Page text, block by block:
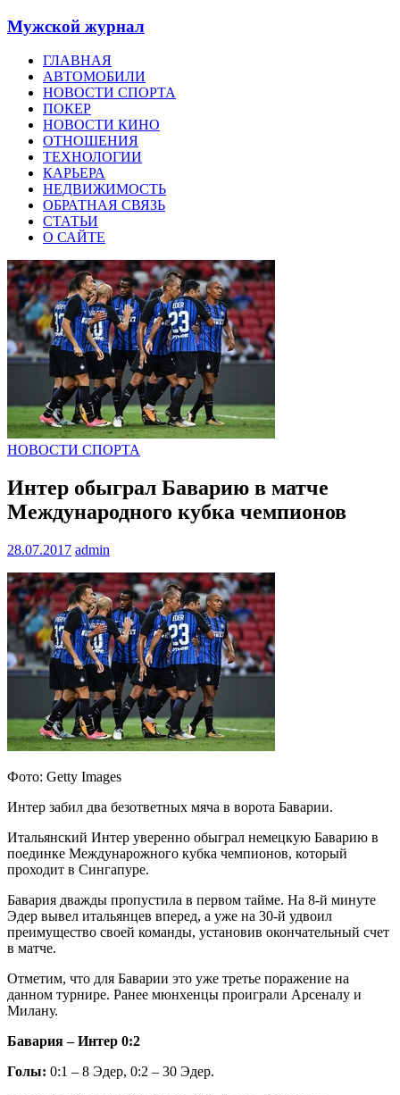
Мужской журнал
ГЛАВНАЯ
АВТОМОБИЛИ
НОВОСТИ СПОРТА
ПОКЕР
НОВОСТИ КИНО
ОТНОШЕНИЯ
ТЕХНОЛОГИИ
КАРЬЕРА
НЕДВИЖИМОСТЬ
ОБРАТНАЯ СВЯЗЬ
СТАТЬИ
О САЙТЕ
НОВОСТИ СПОРТА
Интер обыграл Баварию в матче
Международного кубка чемпионов
28.07.2017 admin
Фото: Getty Images
Интер забил два безответных мяча в ворота Баварии.
Итальянский Интер уверенно обыграл немецкую Баварию в
поединке Междунарожного кубка чемпионов, который
проходит в Сингапуре.
Бавария дважды пропустила в первом тайме. На 8-й минуте
Эдер вывел итальянцев вперед, а уже на 30-й удвоил
преимущество своей команды, установив окончательный счет
в матче.
Отметим, что для Баварии это уже третье поражение на
данном турнире. Ранее мюнхенцы проиграли Арсеналу и
Милану.
Бавария – Интер 0:2
Голы: 0:1 – 8 Эдер, 0:2 – 30 Эдер.